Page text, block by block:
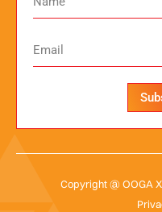
Copyright @ OOGA